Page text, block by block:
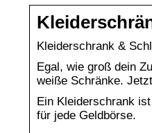
Kleiderschrank &
Egal, wie groß dein
weiße Schränke.
Ein Kleiderschrank
für jede Geldbörse.